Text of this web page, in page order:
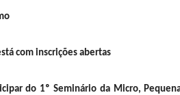
com inscrições abertas
do 1º Seminário da Micro,